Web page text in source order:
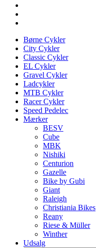
Børne Cykler
City Cykler
Classic Cykler
EL Cykler
Gravel Cykler
Ladcykler
MTB Cykler
Racer Cykler
Speed Pedelec
Mærker
BESV
Cube
MBK
Nishiki
Centurion
Gazelle
Bike by Gubi
Giant
Raleigh
Christiania Bikes
Reany
Riese & Müller
Winther
Udsalg